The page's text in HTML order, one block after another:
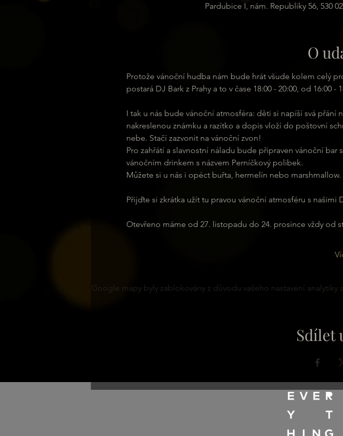
Pardubice I, nám. Republiky 56, 530
O
Protože vánoční hudba nám bude hrát všude kolem celý
postará DJ Bark z Prahy a to v čase 18:00 - 20:00, od 16:00
I tak u nás bude vánoční atmosféra: děti si napíší svá
nakreslenou známku a razítko a dopis vloží do poštovní
nebe. Stačí zazvonit na vánoční zvon!
Pro zahřátí a slavnostní náladu bude připraven vánoční
vánočním drinkem s názvem Perníčkový polibek.
Můžete si u nás i opéct buřta, hermelín nebo marshmallow.
Přijďte si zkrátka užít tu pravou vánoční atmosféru s našimi
Otevřeno máme od 27. listopadu do 24. prosince vždy
Google mapy byly zablokovány z důvodu vašeho nastavení
Sdílet